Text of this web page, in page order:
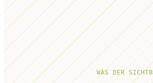
WAS DER